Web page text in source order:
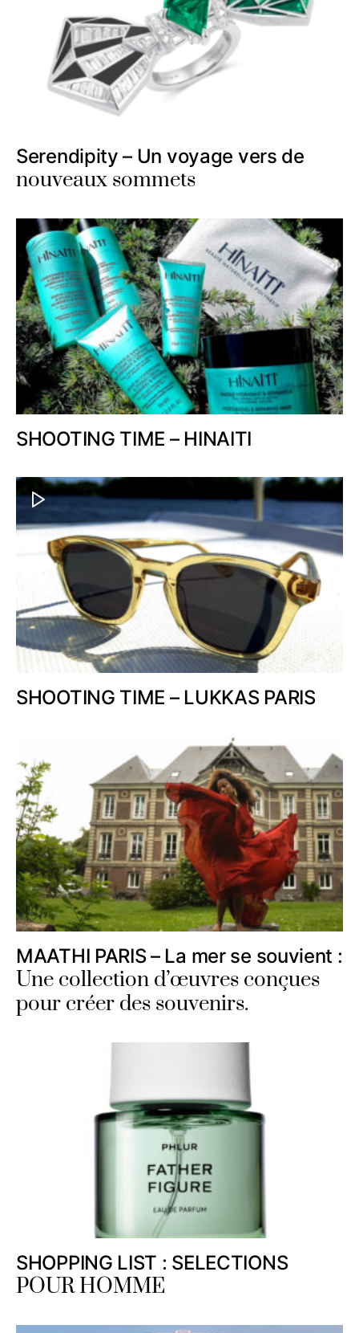
Serendipity – Un voyage vers de
nouveaux sommets
SHOOTING TIME – HINAITI
SHOOTING TIME – LUKKAS PARIS
MAATHI PARIS – La mer se souvient :
Une collection d’œuvres conçues
pour créer des souvenirs.
SHOPPING LIST : SELECTIONS
POUR HOMME